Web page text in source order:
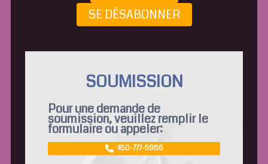
SE DÉSABONNER
SOUMISSION
Pour une demande de
soumission, veuillez remplir le
formulaire ou appeler:
450-777-5966